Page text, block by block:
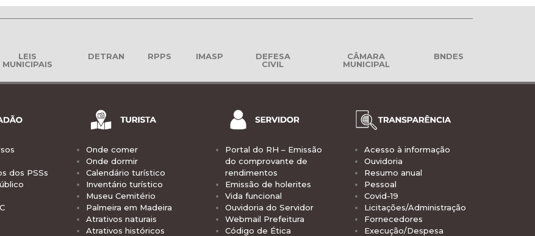
LEIS
MUNICIPAIS
DETRAN RPPS IMASP
DEFESA
CIVIL
CÂMARA
MUNICIPAL
BNDES
dos PSSs
Onde comer
Onde dormir
Calendário turístico
Inventário turístico
Museu Cemitério
Palmeira em Madeira
Atrativos naturais
Atrativos históricos
Portal do RH – Emissão
do comprovante de
rendimentos
Emissão de holerites
Vida funcional
Ouvidoria do Servidor
Webmail Prefeitura
Código de Ética
Acesso à informação
Ouvidoria
Resumo anual
Pessoal
Covid-19
Licitações/Administração
Fornecedores
Execução/Despesa